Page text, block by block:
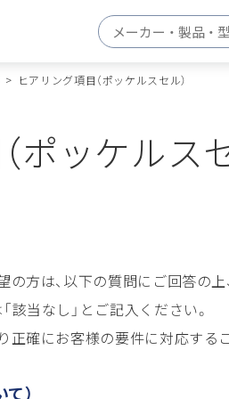
検索キーワード
ヒアリング項目（ポッケルスセル）
ポッケルス
方は、以下の質問にご回答の上
当なし」とご記入ください。
正確にお客様の要件に対応する
）